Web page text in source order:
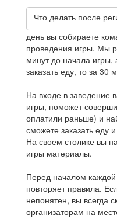
Что делать после
день вы собираете
проведения игры. Мы
минут до начала игры,
заказать еду, то за 30
На входе в заведение
игры, поможет
оплатили раньше) и
сможете заказать еду
На своем столике вы
игры материалы.
Перед началом
повторяет правила.
непонятен, вы всегда
организаторам на